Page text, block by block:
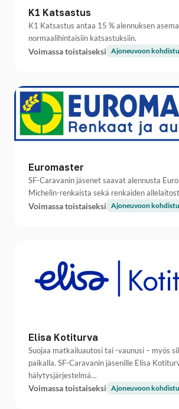
K1 Katsastus
K1 Katsastus antaa 15 % alennuksen
normaalihintaisiin katsastuksiin.
Voimassa toistaiseksi Ajoneuvoon
Euromaster
SF-Caravanin jäsenet saavat alennusta
Michelin-renkaista sekä renkaiden
Voimassa toistaiseksi Ajoneuvoon
Elisa Kotiturva
Suojaa matkailuautosi tai -vaunusi – myös
paikalla. SF-Caravanin jäsenille Elisa
hälytysjärjestelmä…
Voimassa toistaiseksi Ajoneuvoon